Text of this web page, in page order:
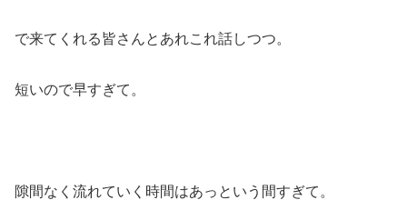
で来てくれる皆さんとあれこれ話しつつ。
短いので早すぎて。
隙間なく流れていく時間はあっという間すぎて。